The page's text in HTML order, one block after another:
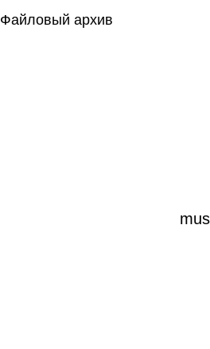
Файловый архив